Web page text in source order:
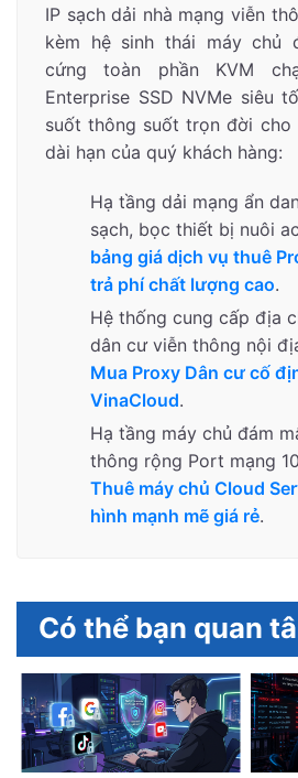
IP sạch dải nhà mạng viễn
kèm hệ sinh thái máy chủ
cứng toàn phần KVM
Enterprise SSD NVMe siêu
suốt thông suốt trọn đời cho
dài hạn của quý khách hàng:
Hạ tầng dải mạng ẩn
sạch, bọc thiết bị nuôi
bảng giá dịch vụ thuê
trả phí chất lượng cao.
Hệ thống cung cấp địa
dân cư viễn thông nội
Mua Proxy Dân cư cố
VinaCloud.
Hạ tầng máy chủ đám
thông rộng Port mạng
Thuê máy chủ Cloud
hình mạnh mẽ giá rẻ.
Có thể bạn quan